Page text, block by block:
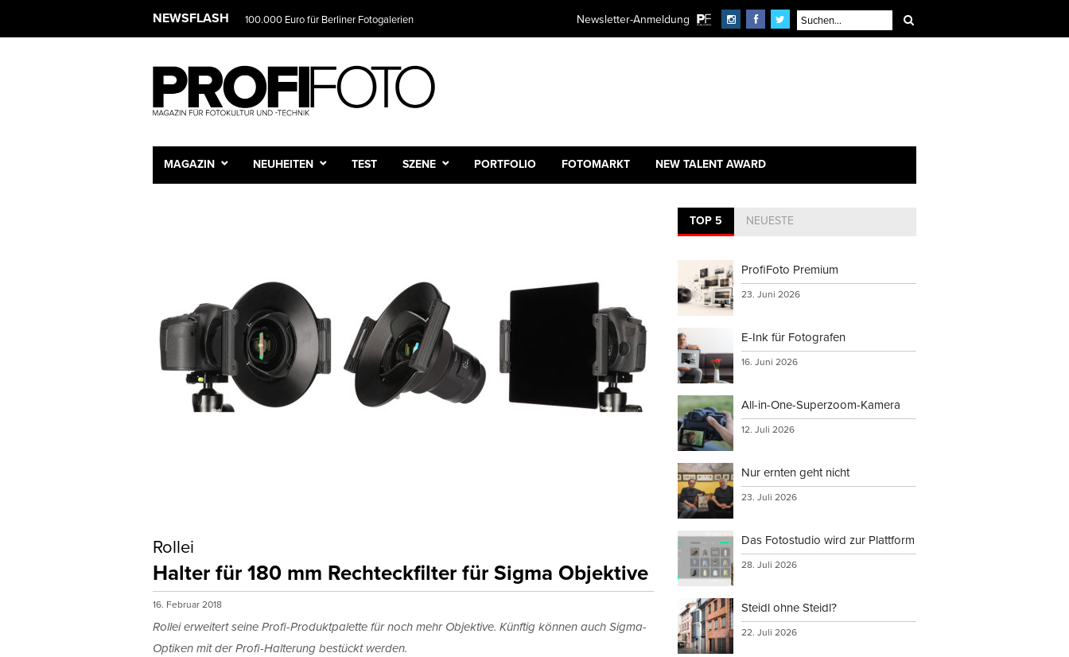
NEWSFLASH 100.000 Euro für Berliner Fotogalerien Newsletter-Anmeldung
MAGAZIN NEUHEITEN TEST SZENE PORTFOLIO FOTOMARKT NEW TALENT AWARD
Rollei
Halter für 180 mm Rechteckfilter für Sigma Objektive
16. Februar 2018
Rollei erweitert seine Profi-Produktpalette für noch mehr Objektive. Künftig können auch Sigma-
Optiken mit der Profi-Halterung bestückt werden.
TOP 5 NEUESTE
ProfiFoto Premium
23. Juni 2026
E-Ink für Fotografen
16. Juni 2026
All-in-One-Superzoom-Kamera
12. Juli 2026
Nur ernten geht nicht
23. Juli 2026
Das Fotostudio wird zur Plattform
28. Juli 2026
Steidl ohne Steidl?
22. Juli 2026